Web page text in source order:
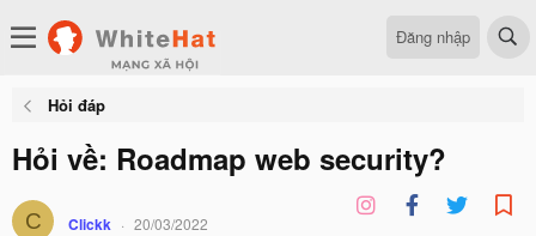
Đăng nhập
Hỏi đáp
Hỏi về: Roadmap web security?
C Clickk 20/03/2022